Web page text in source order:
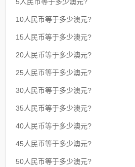
5人民币等于多少澳元?
10人民币等于多少澳元?
15人民币等于多少澳元?
20人民币等于多少澳元?
25人民币等于多少澳元?
30人民币等于多少澳元?
35人民币等于多少澳元?
40人民币等于多少澳元?
45人民币等于多少澳元?
50人民币等于多少澳元?